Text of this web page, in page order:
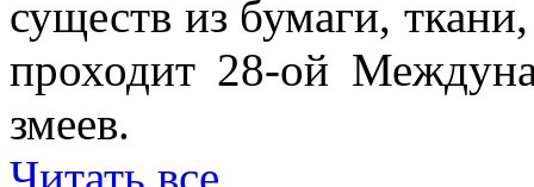
существ из бумаги,
проходит 28-ой
змеев.
Читать все